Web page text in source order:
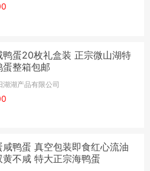
鸭蛋20枚礼盒装 正宗微山湖特
蛋整箱包邮
湖湖产品有限公司
咸鸭蛋 真空包装即食红心流油
黄不咸 特大正宗海鸭蛋